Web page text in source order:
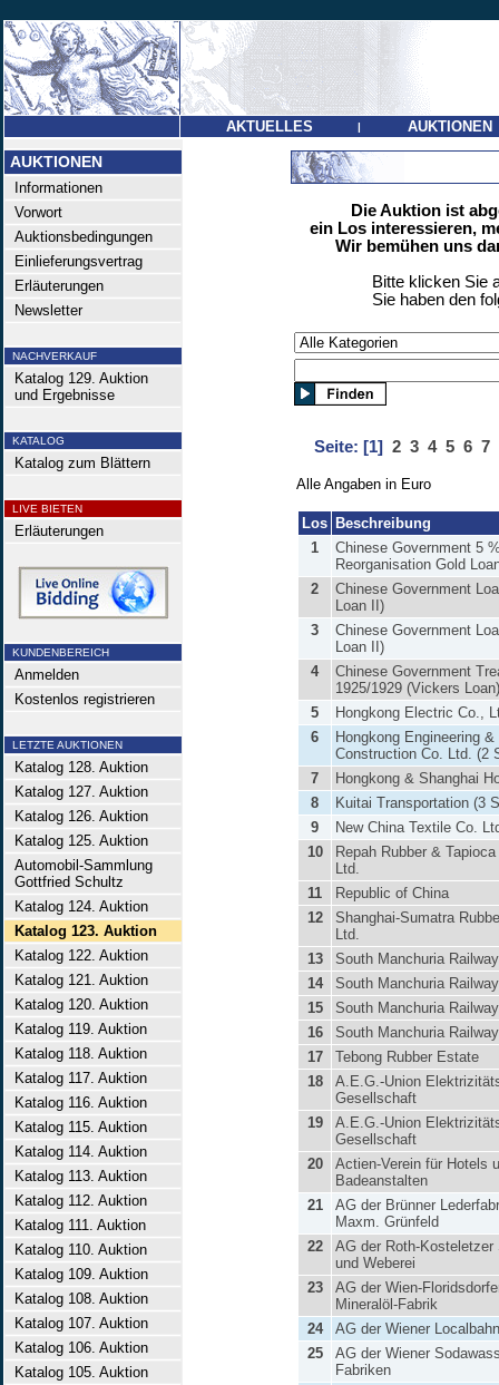
AKTUELLES | AUKTIONEN
AUKTIONEN
Informationen
Vorwort
Auktionsbedingungen
Einlieferungsvertrag
Erläuterungen
Newsletter
NACHVERKAUF
Katalog 129. Auktion
und Ergebnisse
KATALOG
Katalog zum Blättern
LIVE BIETEN
Erläuterungen
KUNDENBEREICH
Anmelden
Kostenlos registrieren
LETZTE AUKTIONEN
Katalog 128. Auktion
Katalog 127. Auktion
Katalog 126. Auktion
Katalog 125. Auktion
Automobil-Sammlung
Gottfried Schultz
Katalog 124. Auktion
Katalog 123. Auktion
Katalog 122. Auktion
Katalog 121. Auktion
Katalog 120. Auktion
Katalog 119. Auktion
Katalog 118. Auktion
Katalog 117. Auktion
Katalog 116. Auktion
Katalog 115. Auktion
Katalog 114. Auktion
Katalog 113. Auktion
Katalog 112. Auktion
Katalog 111. Auktion
Katalog 110. Auktion
Katalog 109. Auktion
Katalog 108. Auktion
Katalog 107. Auktion
Katalog 106. Auktion
Katalog 105. Auktion
Die Auktion ist
ein Los interessieren,
Wir bemühen uns
Bitte klicken Sie
Sie haben den
Seite: [1] 2 3 4 5 6 7
Alle Angaben in Euro
Los Beschreibung
1
Chinese Government 5
Reorganisation Gold
2
Chinese Government
Loan II)
3
Chinese Government
Loan II)
4
Chinese Government
1925/1929 (Vickers Loan)
5
Hongkong Electric Co.,
6
Hongkong Engineering &
Construction Co. Ltd. (2
7
Hongkong & Shanghai
8
Kuitai Transportation (3
9
New China Textile Co.
10
Repah Rubber &
Ltd.
11
Republic of China
12
Shanghai-Sumatra
Ltd.
13
South Manchuria
14
South Manchuria
15
South Manchuria
16
South Manchuria
17
Tebong Rubber Estate
18
A.E.G.-Union
Gesellschaft
19
A.E.G.-Union
Gesellschaft
20
Actien-Verein für Hotels
Badeanstalten
21
AG der Brünner
Maxm. Grünfeld
22
AG der Roth-Kosteletzer
und Weberei
23
AG der Wien-
Mineralöl-Fabrik
24
AG der Wiener
25
AG der Wiener
Fabriken